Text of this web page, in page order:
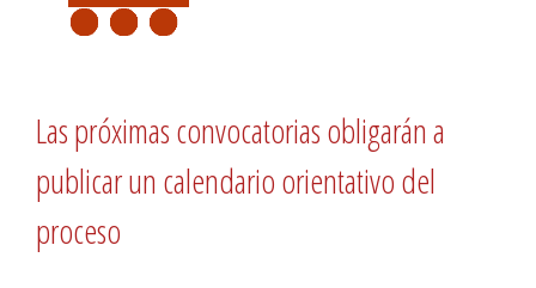
Las próximas convocatorias obligarán a
publicar un calendario orientativo del
proceso